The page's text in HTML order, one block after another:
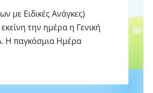
με Ειδικές Ανάγκες)
την ημέρα η Γενική
Η παγκόσμια Ημέρα